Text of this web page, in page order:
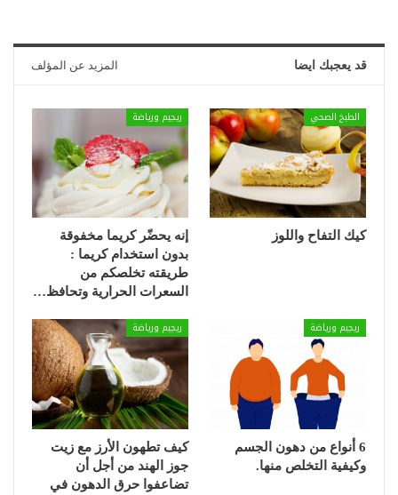
قد يعجبك ايضا المزيد عن المؤلف
الطبخ الصحي
كيك التفاح واللوز
ريجيم ورياضة
إنه يحضّر كريما مخفوقة
بدون استخدام كريما :
طريقته تخلصكم من
السعرات الحرارية وتحافظ…
ريجيم ورياضة
6 أنواع من دهون الجسم
وكيفية التخلص منها.
ريجيم ورياضة
كيف تطهون الأرز مع زيت
جوز الهند من أجل أن
تضاعفوا حرق الدهون في